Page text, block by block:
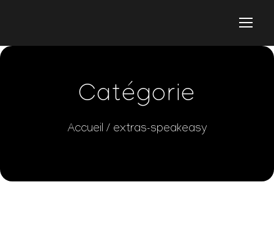
Catégorie
Accueil / extras-speakeasy